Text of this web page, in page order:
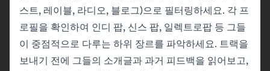
스트, 레이블, 라디오, 블로그)으로 필터링하세요. 각 프
로필을 확인하여 인디 팝, 신스 팝, 일렉트로팝 등 그들
이 중점적으로 다루는 하위 장르를 파악하세요. 트랙을
보내기 전에 그들의 소개글과 과거 피드백을 읽어보고,